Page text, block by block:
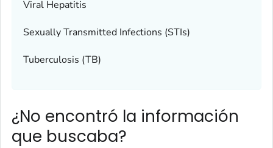
Viral Hepatitis
Sexually Transmitted Infections (STIs)
Tuberculosis (TB)
¿No encontró la información
que buscaba?